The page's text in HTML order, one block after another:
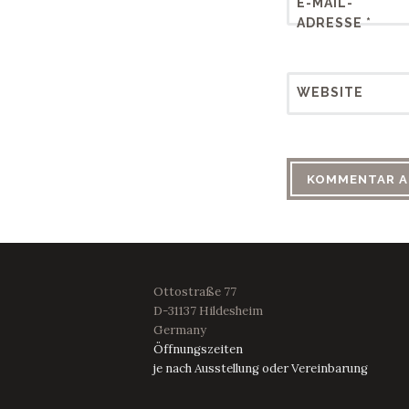
ADRESSE *
WEBSITE
Ottostraße 77
D-31137 Hildesheim
Germany
Öffnungszeiten
je nach Ausstellung oder Vereinbarung